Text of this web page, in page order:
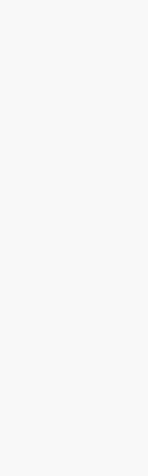
是“人道危
西班牙